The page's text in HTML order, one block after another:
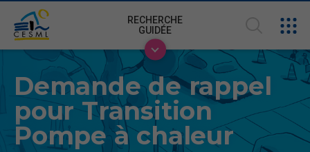
RECHERCHE
GUIDÉE
Demande de rappel
pour Transition
Pompe à chaleur